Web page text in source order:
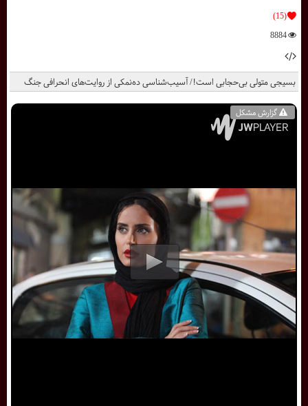
گزارش مشکل
بسیجی متولی بی‌حجابی است!/ آسیب‌شناسی ده‌نمکی از روایت‌های انحرافی جنگ
(15)
8884